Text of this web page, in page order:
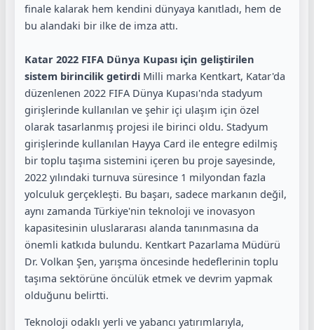
finale kalarak hem kendini dünyaya kanıtladı, hem de
bu alandaki bir ilke de imza attı.
Katar 2022 FIFA Dünya Kupası için geliştirilen
sistem birincilik getirdi Milli marka Kentkart, Katar'da
düzenlenen 2022 FIFA Dünya Kupası'nda stadyum
girişlerinde kullanılan ve şehir içi ulaşım için özel
olarak tasarlanmış projesi ile birinci oldu. Stadyum
girişlerinde kullanılan Hayya Card ile entegre edilmiş
bir toplu taşıma sistemini içeren bu proje sayesinde,
2022 yılındaki turnuva süresince 1 milyondan fazla
yolculuk gerçekleşti. Bu başarı, sadece markanın değil,
aynı zamanda Türkiye'nin teknoloji ve inovasyon
kapasitesinin uluslararası alanda tanınmasına da
önemli katkıda bulundu. Kentkart Pazarlama Müdürü
Dr. Volkan Şen, yarışma öncesinde hedeflerinin toplu
taşıma sektörüne öncülük etmek ve devrim yapmak
olduğunu belirtti.
Teknoloji odaklı yerli ve yabancı yatırımlarıyla,